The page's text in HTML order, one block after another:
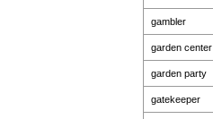
gambler
garden center
garden party
gatekeeper